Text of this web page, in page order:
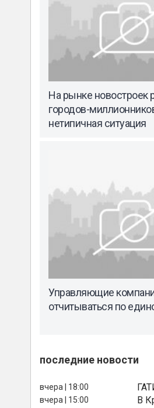
На рынке новостроек
городов-
нетипичная ситуация
Управляющие
отчитываться по
последние новости
вчера | 18:00
вчера | 15:00 В